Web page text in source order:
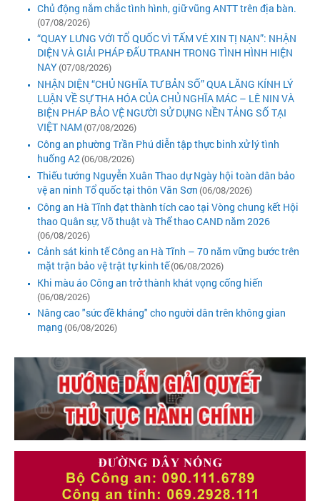
Chủ động nắm chắc tình hình, giữ vũng ANTT trên địa bàn.
(07/08/2026)
“QUAY LƯNG VỚI TỔ QUỐC VÌ TẤM VÉ XIN TỊ NẠN”: NHẬN
DIỆN VÀ GIẢI PHÁP ĐẤU TRANH TRONG TÌNH HÌNH HIỆN
NAY(07/08/2026)
NHẬN DIỆN “CHỦ NGHĨA TƯ BẢN SỐ” QUA LĂNG KÍNH LÝ
LUẬN VỀ SỰ THA HÓA CỦA CHỦ NGHĨA MÁC – LÊ NIN VÀ
BIỆN PHÁP BẢO VỆ NGƯỜI SỬ DỤNG NỀN TẢNG SỐ TẠI
VIỆT NAM (07/08/2026)
Công an phường Trần Phú diễn tập thực binh xử lý tình
huống A2(06/08/2026)
Thiếu tướng Nguyễn Xuân Thao dự Ngày hội toàn dân bảo
vệ an ninh Tổ quốc tại thôn Văn Sơn (06/08/2026)
Công an Hà Tĩnh đạt thành tích cao tại Vòng chung kết Hội
thao Quân sự, Võ thuật và Thể thao CAND năm 2026
(06/08/2026)
Cảnh sát kinh tế Công an Hà Tĩnh – 70 năm vững bước trên
mặt trận bảo vệ trật tự kinh tế(06/08/2026)
Khi màu áo Công an trở thành khát vọng cống hiến
(06/08/2026)
Nâng cao "sức đề kháng" cho người dân trên không gian
mạng (06/08/2026)